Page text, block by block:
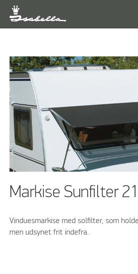
Markise Sunfilter
Vinduesmarkise med solfilter, som
men udsynet frit indefra.